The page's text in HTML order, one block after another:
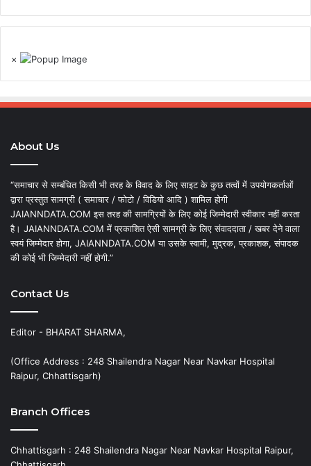
×
About Us
“समाचार से सम्बंधित किसी भी तरह के विवाद के लिए साइट के कुछ तत्वों में उपयोगकर्ताओं
द्वारा प्रस्तुत सामग्री ( समाचार / फोटो / विडियो आदि ) शामिल होगी
JAIANNDATA.COM इस तरह की सामग्रियों के लिए कोई जिम्मेदारी स्वीकार नहीं करता
है। JAIANNDATA.COM में प्रकाशित ऐसी सामग्री के लिए संवाददाता / खबर देने वाला
स्वयं जिम्मेदार होगा, JAIANNDATA.COM या उसके स्वामी, मुद्रक, प्रकाशक, संपादक
की कोई भी जिम्मेदारी नहीं होगी.”
Contact Us
Editor - BHARAT SHARMA,
(Office Address : 248 Shailendra Nagar Near Navkar Hospital
Raipur, Chhattisgarh)
Branch Offices
Chhattisgarh : 248 Shailendra Nagar Near Navkar Hospital Raipur,